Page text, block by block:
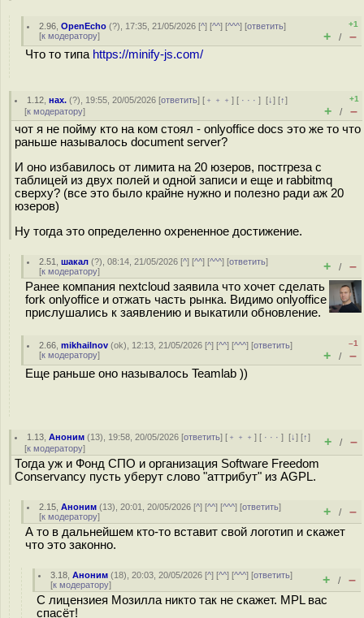
2.96 ,OpenEcho (?), 17:35, 21/05/2026 [^] [^^] [^^^] [ответить]
[к модератору]
+1
+ / –
Что то типа https://minify-js.com/
1.12 ,нах. (?), 19:55, 20/05/2026 [ответить] [ ﹢﹢﹢] [ · · ·][↓] [↑]
[к модератору]
+1
+ / –
чот я не пойму кто на ком стоял - onlyoffice docs это же то что
раньше называлось document server?
И оно избавилось от лимита на 20 юзеров, постгреза с
таблицей из двух полей и одной записи и еще и rabbitmq
сверху? (все это было крайне нужно и полезно ради аж 20
юзеров)
Ну тогда это определенно охрененное достижение.
2.51 ,шакал (?), 08:14, 21/05/2026 [^] [^^] [^^^] [ответить]
[к модератору] + / –
Ранее компания nextcloud заявила что хочет сделать
fork onlyoffice и отжать часть рынка. Видимо onlyoffice
прислушались к заявлению и выкатили обновление.
2.66 ,mikhailnov (ok), 12:13, 21/05/2026 [^] [^^] [^^^] [ответить]
[к модератору]
–1
+ / –
Еще раньше оно называлось Teamlab ))
1.13 ,Аноним (13), 19:58, 20/05/2026 [ответить] [ ﹢﹢﹢] [ · · ·][↓] [↑]
[к модератору] + / –
Тогда уж и Фонд СПО и организация Software Freedom
Conservancy пусть уберут слово "аттрибут" из AGPL.
2.15 ,Аноним (13), 20:01, 20/05/2026 [^] [^^] [^^^] [ответить]
[к модератору] + / –
А то в дальнейшем кто-то вставит свой логотип и скажет
что это законно.
3.18 ,Аноним (18), 20:03, 20/05/2026 [^] [^^] [^^^] [ответить]
[к модератору] + / –
С лицензиея Мозилла никто так не скажет. MPL вас
спасёт!